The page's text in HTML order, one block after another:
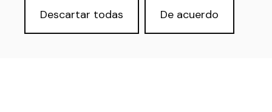
pública
Descartar todas De acuerdo